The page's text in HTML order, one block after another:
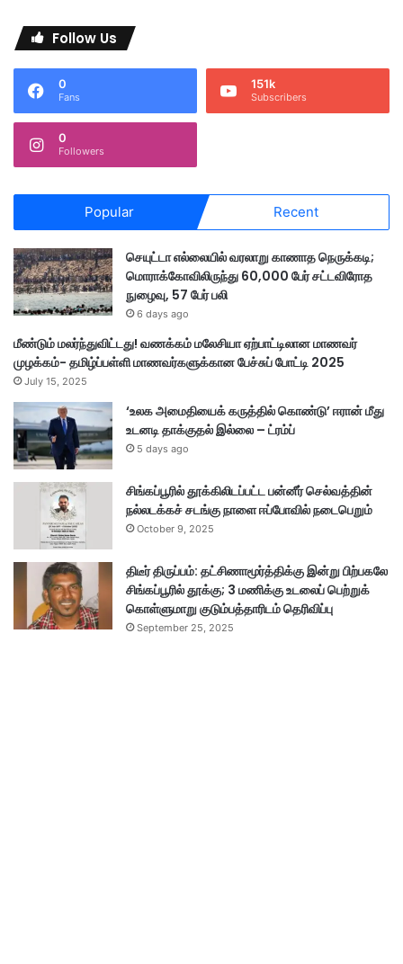
Follow Us
0
Fans
151k
Subscribers
0
Followers
Popular Recent
செயுட்டா எல்லையில் வரலாறு காணாத நெருக்கடி;
மொராக்கோவிலிருந்து 60,000 பேர் சட்டவிரோத
நுழைவு, 57 பேர் பலி
6 days ago
மீண்டும் மலர்ந்துவிட்டது! வணக்கம் மலேசியா ஏற்பாட்டிலான மாணவர்
முழக்கம்- தமிழ்ப்பள்ளி மாணவர்களுக்கான பேச்சுப் போட்டி 2025
July 15, 2025
‘உலக அமைதியைக் கருத்தில் கொண்டு’ ஈரான் மீது
உடனடி தாக்குதல் இல்லை – ட்ரம்ப்
5 days ago
சிங்கப்பூரில் தூக்கிலிடப்பட்ட பன்னீர் செல்வத்தின்
நல்லடக்கச் சடங்கு நாளை ஈப்போவில் நடைபெறும்
October 9, 2025
திடீர் திருப்பம்: தட்சிணாமூர்த்திக்கு இன்று பிற்பகலே
சிங்கப்பூரில் தூக்கு; 3 மணிக்கு உடலைப் பெற்றுக்
கொள்ளுமாறு குடும்பத்தாரிடம் தெரிவிப்பு
September 25, 2025